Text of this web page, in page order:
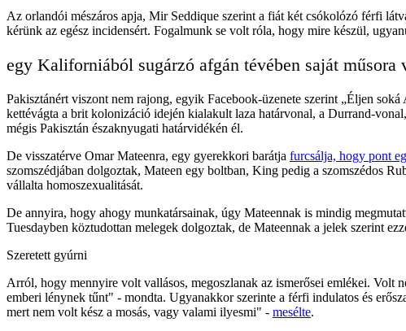
Az orlandói mészáros apja, Mir Seddique szerint a fiát két csókolózó férfi
kérünk az egész incidensért. Fogalmunk se volt róla, hogy mire készül,
egy Kaliforniából sugárzó afgán tévében saját
Pakisztánért viszont nem rajong, egyik Facebook-üzenete szerint „Éljen
kettévágta a brit kolonizáció idején kialakult laza határvonal, a Durrand-
mégis Pakisztán északnyugati határvidékén él.
De visszatérve Omar Mateenra, egy gyerekkori barátja furcsálja, hogy pont
szomszédjában dolgoztak, Mateen egy boltban, King pedig a szomszédos
vállalta homoszexualitását.
De annyira, hogy ahogy munkatársainak, úgy Mateennak is mindig
Tuesdayben köztudottan melegek dolgoztak, de Mateennak a jelek szerint
Szeretett gyúrni
Arról, hogy mennyire volt vallásos, megoszlanak az ismerősei emlékei.
emberi lénynek tűnt" - mondta. Ugyanakkor szerinte a férfi indulatos és
mert nem volt kész a mosás, vagy valami ilyesmi" - mesélte.